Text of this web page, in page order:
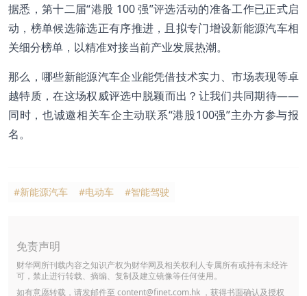
据悉，第十二届“港股 100 强”评选活动的准备工作已正式启
动，榜单候选筛选正有序推进，且拟专门增设新能源汽车相
关细分榜单，以精准对接当前产业发展热潮。
那么，哪些新能源汽车企业能凭借技术实力、市场表现等卓
越特质，在这场权威评选中脱颖而出？让我们共同期待——
同时，也诚邀相关车企主动联系“港股100强”主办方参与报
名。
#新能源汽车 #电动车 #智能驾驶
免责声明
财华网所刊载内容之知识产权为财华网及相关权利人专属所有或持有未经许
可，禁止进行转载、摘编、复制及建立镜像等任何使用。
如有意愿转载，请发邮件至 content@finet.com.hk ，获得书面确认及授权